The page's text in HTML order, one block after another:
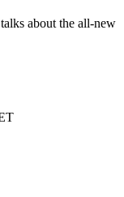
about the all-new